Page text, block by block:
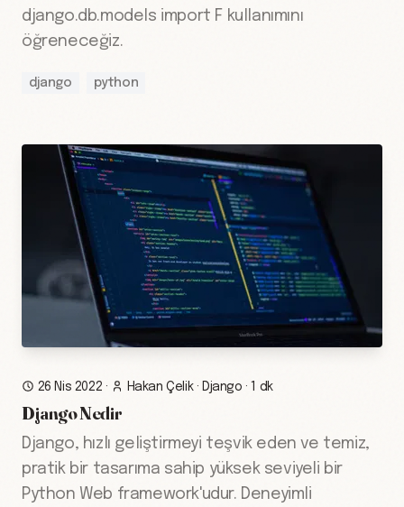
django.db.models import F kullanımını
öğreneceğiz.
django python
26 Nis 2022 · Hakan Çelik· Django · 1 dk
Django Nedir
Django, hızlı geliştirmeyi teşvik eden ve temiz,
pratik bir tasarıma sahip yüksek seviyeli bir
Python Web framework'udur. Deneyimli